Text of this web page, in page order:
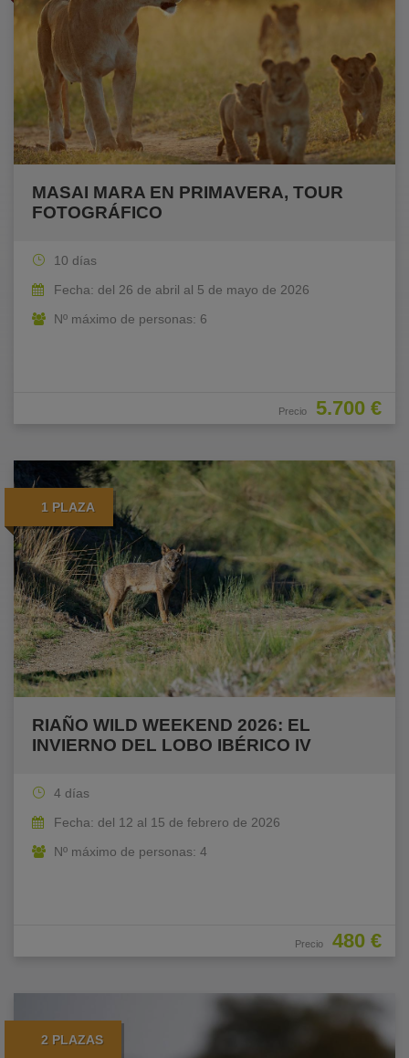
MASAI MARA EN PRIMAVERA, TOUR
FOTOGRÁFICO
Precio 5.700 €
10 días
Fecha: del 26 de abril al 5 de mayo de 2026
Nº máximo de personas: 6
1 PLAZA
RIAÑO WILD WEEKEND 2026: EL
INVIERNO DEL LOBO IBÉRICO IV
Precio 480 €
4 días
Fecha: del 12 al 15 de febrero de 2026
Nº máximo de personas: 4
2 PLAZAS